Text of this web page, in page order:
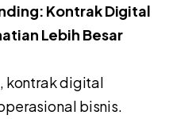
Kontrak Digital
Lebih Besar
kontrak digital
bisnis.